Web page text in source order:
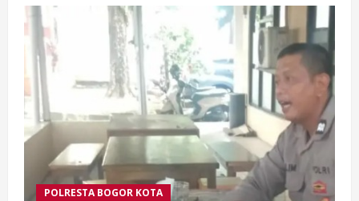
POLRESTA BOGOR KOTA